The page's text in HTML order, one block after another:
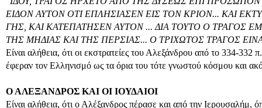
ΕΙΔΟΝ ΑΥΤΟΝ ΟΤΙ ΕΠΛΗΣΙΑΣΕΝ ΕΙΣ ΤΟΝ ΚΡΙΟΝ... ΚΑΙ
ΓΗΣ, ΚΑΙ ΚΑΤΕΠΑΤΗΣΕΝ ΑΥΤΟΝ ... ΔΙΑ ΤΟΥΤΟ Ο ΤΡΑΓΟΣ
ΤΗΣ ΜΗΔΙΑΣ ΚΑΙ ΤΗΣ ΠΕΡΣΙΑΣ... Ο ΤΡΙΧΩΤΟΣ ΤΡΑΓΟΣ
Είναι αλήθεια, ότι οι εκστρατείες του Αλεξάνδρου από το 334-
έφεραν τον Ελληνισμό ως τα όρια του τότε γνωστού κόσμου και
Ο ΑΛΕΞΑΝΔΡΟΣ ΚΑΙ ΟΙ ΙΟΥΔΑΙΟΙ
Είναι αλήθεια, ότι ο Αλέξανδρος πέρασε και από την Ιερουσαλήμ,